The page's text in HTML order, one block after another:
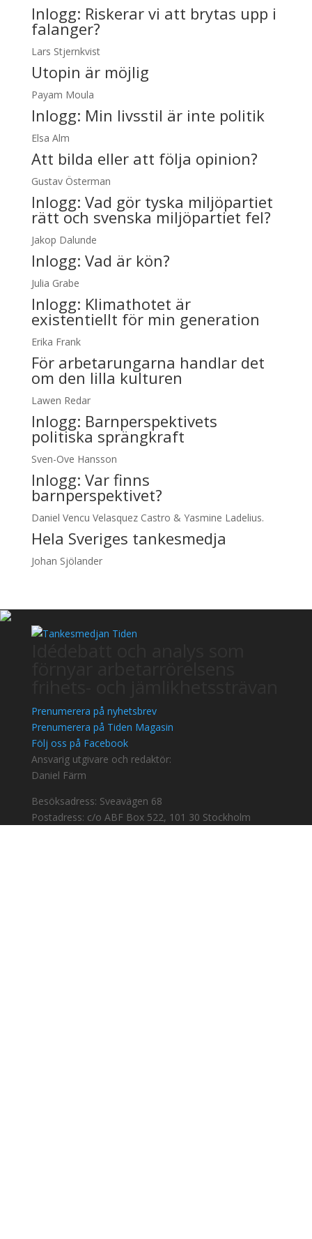
Inlogg: Riskerar vi att brytas upp i
falanger?
Lars Stjernkvist
Utopin är möjlig
Payam Moula
Inlogg: Min livsstil är inte politik
Elsa Alm
Att bilda eller att följa opinion?
Gustav Österman
Inlogg: Vad gör tyska miljöpartiet
rätt och svenska miljöpartiet fel?
Jakop Dalunde
Inlogg: Vad är kön?
Julia Grabe
Inlogg: Klimathotet är
existentiellt för min generation
Erika Frank
För arbetarungarna handlar det
om den lilla kulturen
Lawen Redar
Inlogg: Barnperspektivets
politiska sprängkraft
Sven-Ove Hansson
Inlogg: Var finns
barnperspektivet?
Daniel Vencu Velasquez Castro & Yasmine Ladelius.
Hela Sveriges tankesmedja
Johan Sjölander
Prenumerera på nyhetsbrev
Prenumerera på Tiden Magasin
Följ oss på Facebook
Ansvarig utgivare och redaktör:
Daniel Färm
Besöksadress: Sveavägen 68
Postadress: c/o ABF Box 522, 101 30 Stockholm